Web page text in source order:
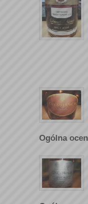
Ogólna